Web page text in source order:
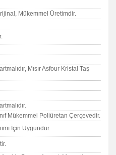
Mükemmel Üretimdir.
Mısır Asfour Kristal Taş
Mükemmel Poliüretan Çerçevedir.
İçin Uygundur.